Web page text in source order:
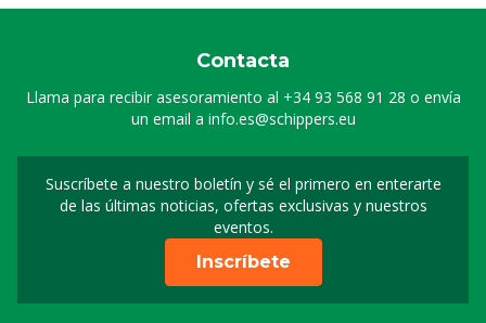
Contacta
Llama para recibir asesoramiento al +34 93 568 91 28 o envía
un email a info.es@schippers.eu
Suscríbete a nuestro boletín y sé el primero en enterarte
de las últimas noticias, ofertas exclusivas y nuestros
eventos.
Suscripción a nuestro
Inscríbete